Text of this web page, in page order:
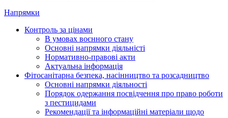
Напрямки
Контроль за цінами
В умовах воєнного стану
Основні напрямки діяльністі
Нормативно-правові акти
Актуальна інформація
Фітосанітарна безпека, насінництво та розсадництво
Основні напрямки діяльності
Порядок одержання посвідчення про право роботи
з пестицидами
Рекомендації та інформаційні матеріали щодо